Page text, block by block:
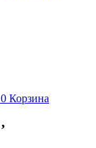
0 Корзина
,